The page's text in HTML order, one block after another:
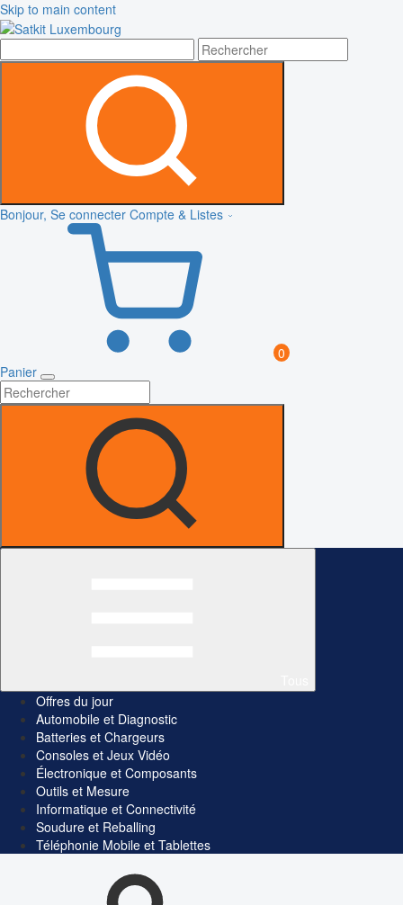
Skip to main content
Bonjour, Se connecter Compte & Listes
0
Panier
Offres du jour
Automobile et Diagnostic
Batteries et Chargeurs
Consoles et Jeux Vidéo
Électronique et Composants
Outils et Mesure
Informatique et Connectivité
Soudure et Reballing
Téléphonie Mobile et Tablettes